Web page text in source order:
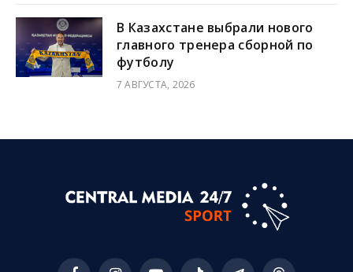
В Казахстане выбрали нового
главного тренера сборной по
футболу
7 АВГУСТА, 2026